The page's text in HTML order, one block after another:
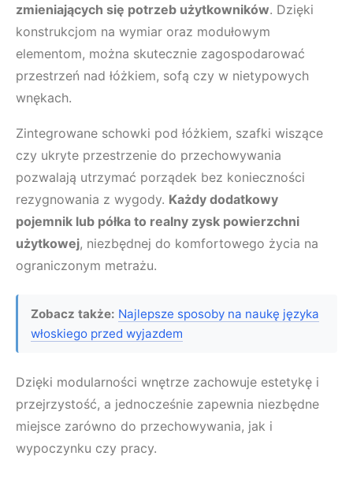
zmieniających się potrzeb użytkowników. Dzięki
konstrukcjom na wymiar oraz modułowym
elementom, można skutecznie zagospodarować
przestrzeń nad łóżkiem, sofą czy w nietypowych
wnękach.
Zintegrowane schowki pod łóżkiem, szafki wiszące
czy ukryte przestrzenie do przechowywania
pozwalają utrzymać porządek bez konieczności
rezygnowania z wygody. Każdy dodatkowy
pojemnik lub półka to realny zysk powierzchni
użytkowej, niezbędnej do komfortowego życia na
ograniczonym metrażu.
Zobacz także: Najlepsze sposoby na naukę języka
włoskiego przed wyjazdem
Dzięki modularności wnętrze zachowuje estetykę i
przejrzystość, a jednocześnie zapewnia niezbędne
miejsce zarówno do przechowywania, jak i
wypoczynku czy pracy.